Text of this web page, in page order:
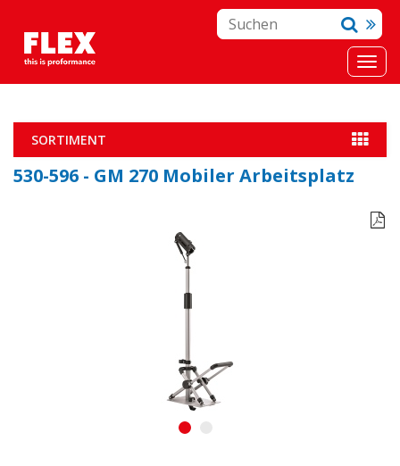
SORTIMENT
530-596 - GM 270 Mobiler Arbeitsplatz

1